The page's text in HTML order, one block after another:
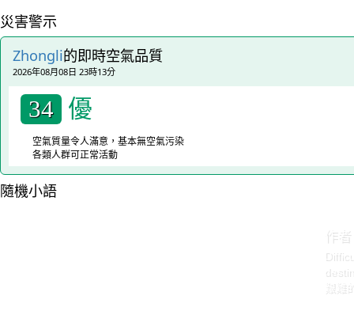
災害警示
Zhongli的即時空氣品質
2026年08月08日 23時13分
34 優
空氣質量令人滿意，基本無空氣污染
各類人群可正常活動
隨機小語
作
艱